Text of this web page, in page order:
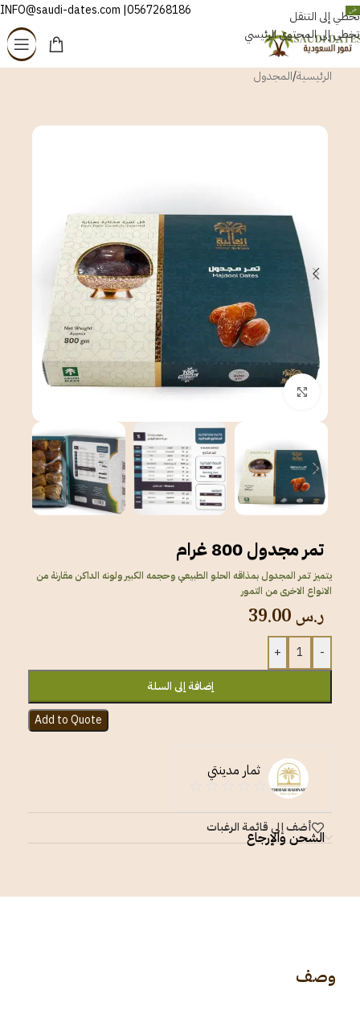
تخطي إلى التنقل
تخطي إلى المحتوى الرئيسي
العربية 0567268186| INFO@saudi-dates.com
الرئيسية/المجدول
انقر للتكبير
تمر مجدول 800 غرام
يتميز تمر المجدول بمذاقه الحلو الطبيعي وحجمه الكبير ولونه الداكن مقارنة من
الانواع الاخرى من التمور
ر.س
-
+
إضافة إلى السلة
Add to Quote
ثمار مدينتي
أضف إلى قائمة الرغبات
الشحن والإرجاع
وصف